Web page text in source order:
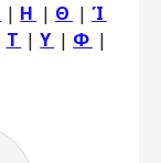
| Η | Θ | Ί
Τ |Υ | Φ |